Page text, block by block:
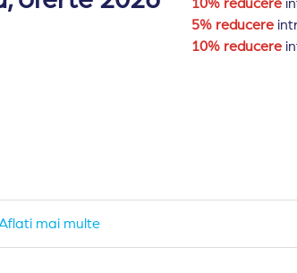
10% reducere
5% reducere
10% reducere
mai multe